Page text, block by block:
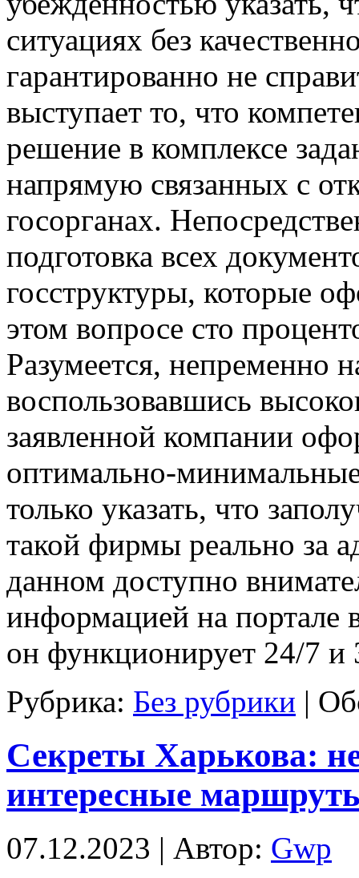
ситуациях без
гарантированно не
выступает то, что
решение в комплексе
напрямую связанных с
госорганах.
подготовка всех
госструктуры, которые
этом вопросе сто
Разумеется, непременно
воспользовавшись
заявленной компании
оптимально-
только указать, что
такой фирмы реально за
данном доступно
информацией на портале
он функционирует 24/7 и
Рубрика: Без рубрики |
Секреты Харькова:
интересные
07.12.2023 | Автор: Gwp